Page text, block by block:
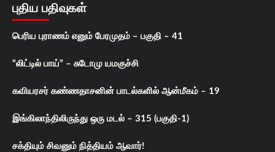
புதிய பதிவுகள்
பெரிய புராணம் எனும் பேரமுதம் – பகுதி – 41
“லிட்டில் பாய்” – சுடோமு யமகுச்சி
கவியரசர் கண்ணதாசனின் பாடல்களில் ஆன்மீகம் – 19
இங்கிலாந்திலிருந்து ஒரு மடல் – 315 (பகுதி-1)
சக்தியும் சிவனும் நித்தியம் ஆவார்!